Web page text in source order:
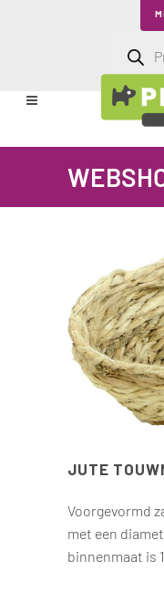
zoeken
JUTE
Voorgevormd
met een
binnenmaat is